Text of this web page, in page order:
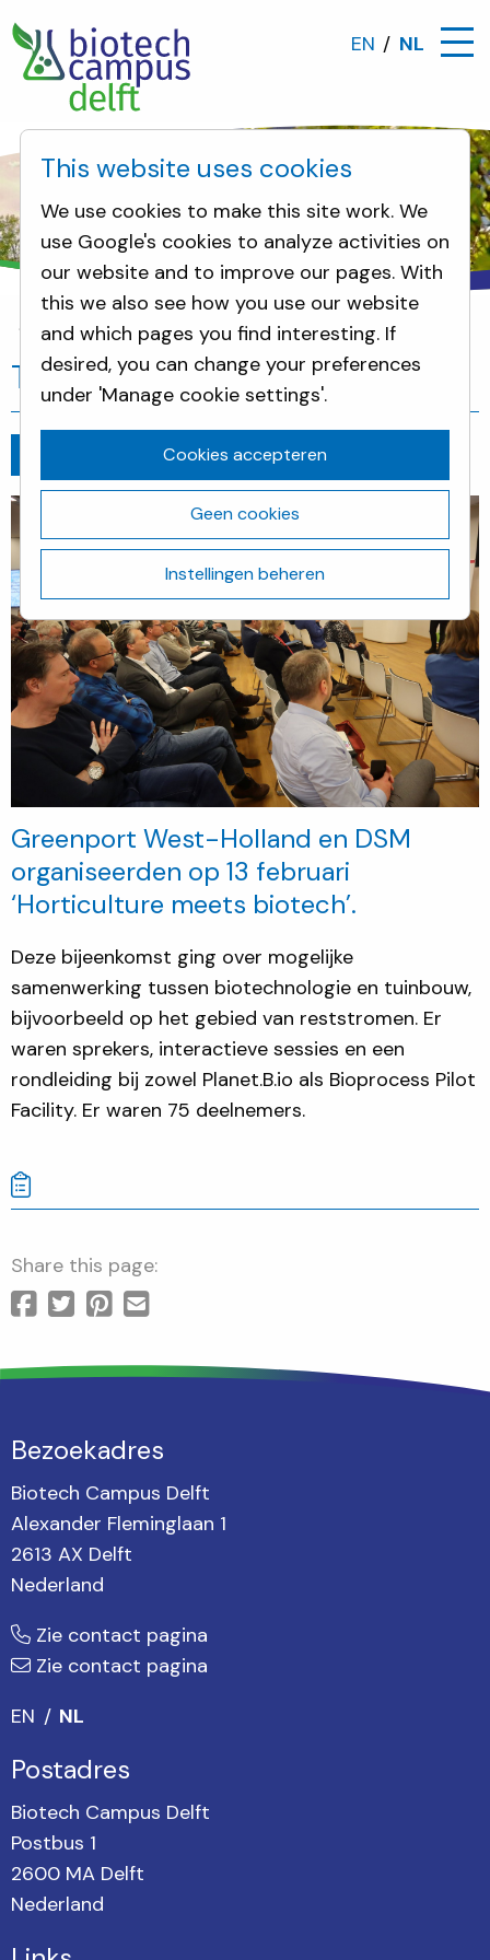
EN NL
Nieuws Tuinbouw ontmoet biotech
Tuinbouw ontmoet biotech
februari 19, 2020
Greenport West-Holland en DSM
organiseerden op 13 februari
‘Horticulture meets biotech’.
Deze bijeenkomst ging over mogelijke
samenwerking tussen biotechnologie en tuinbouw,
bijvoorbeeld op het gebied van reststromen. Er
waren sprekers, interactieve sessies en een
rondleiding bij zowel Planet.B.io als Bioprocess Pilot
Facility. Er waren 75 deelnemers.
Share this page:
Bezoekadres
Biotech Campus Delft
Alexander Fleminglaan 1
2613 AX Delft
Nederland
Zie contact pagina
Zie contact pagina
EN
NL
Postadres
Biotech Campus Delft
Postbus 1
2600 MA Delft
Nederland
This website uses cookies
We use cookies to make this site work. We
use Google's cookies to analyze activities on
our website and to improve our pages. With
this we also see how you use our website
and which pages you find interesting. If
desired, you can change your preferences
under 'Manage cookie settings'.
Cookies accepteren
Geen cookies
Instellingen beheren